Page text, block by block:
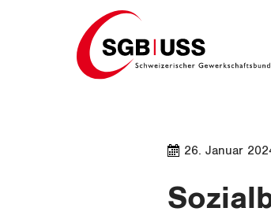
Home
26. Januar